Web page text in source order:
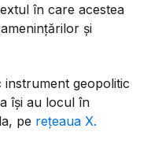
în care acestea
și
instrument geopolitic
își au locul în
pe rețeaua X.